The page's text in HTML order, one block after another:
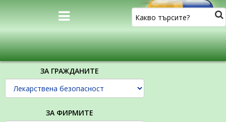
ЗА ГРАЖДАНИТЕ
ЗА ФИРМИТЕ